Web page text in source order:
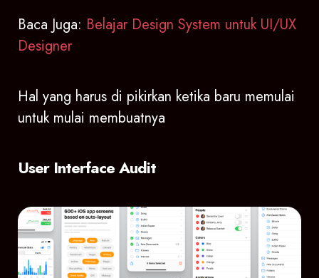
Baca Juga: Belajar Design System untuk UI/UX
Designer
Hal yang harus di pikirkan ketika baru memulai
untuk mulai membuatnya
User Interface Audit